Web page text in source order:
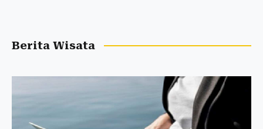
Berita Wisata